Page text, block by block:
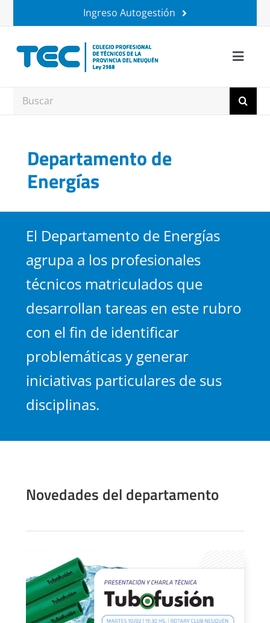
Ingreso Autogestión
Toggle
Trámites
Ruca Hueney
+ Beneficios
Contacto
Buscar:
Departamento de
Energías
El Departamento de Energías
agrupa a los profesionales
técnicos matriculados que
desarrollan tareas en este rubro
con el fin de identificar
problemáticas y generar
iniciativas particulares de sus
disciplinas.
Novedades del departamento